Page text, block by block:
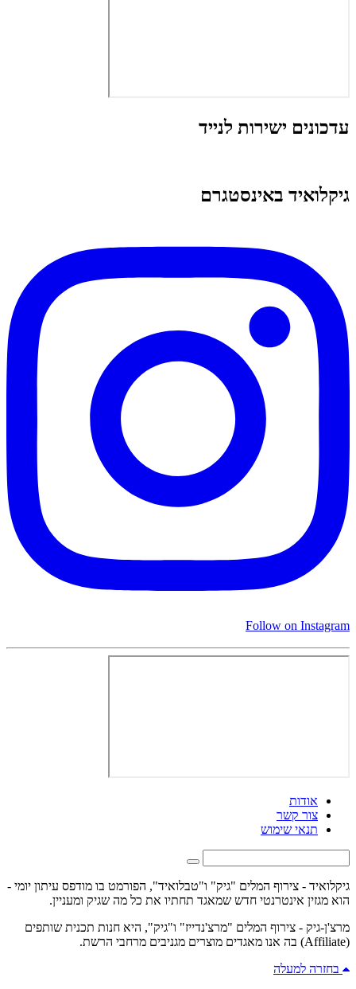
עדכונים ישירות לנייד
גיקלואיד באינסטגרם
Follow on Instagram
אודות
צור קשר
תנאי שימוש
גיקלואיד - צירוף המלים "גיק" ו"טבלואיד", הפורמט בו מודפס עיתון יומי -
הוא מגזין אינטרנטי חדש שמאגד תחתיו את כל מה שגיק ומעניין.
מרצ'ן-גיק - צירוף המלים "מרצ'נדייז" ו"גיק", היא חנות תכנית שותפים
(Affiliate) בה אנו מאגדים מוצרים מגניבים מרחבי הרשת.
בחזרה למעלה